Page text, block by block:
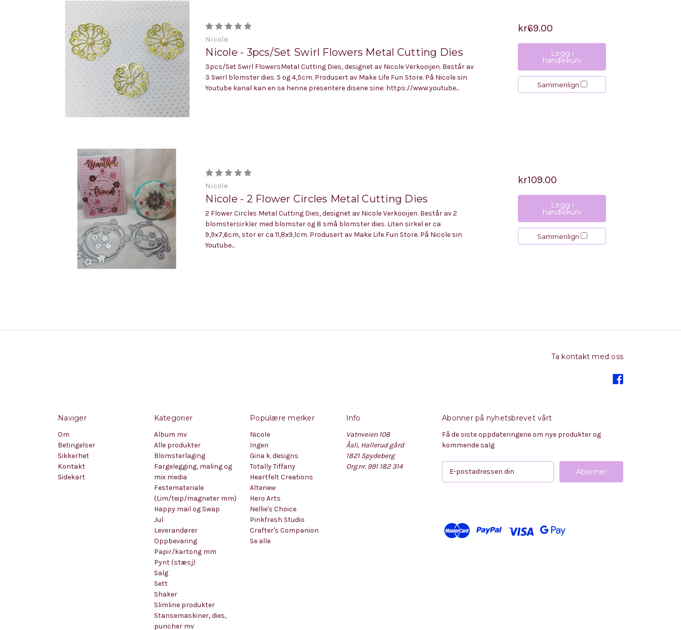
Nicole
Nicole - 3pcs/Set Swirl Flowers Metal Cutting Dies
3pcs/Set Swirl FlowersMetal Cutting Dies, designet av Nicole Verkooijen. Består av
3 Swirl blomster dies. 5 og 4,5cm. Produsert av Make Life Fun Store. På Nicole sin
Youtube kanal kan en se henne presentere disene sine: https://www.youtube...
kr69.00
Legg i
handlekurv
Sammenlign
Nicole
Nicole - 2 Flower Circles Metal Cutting Dies
2 Flower Circles Metal Cutting Dies, designet av Nicole Verkooijen. Består av 2
blomstersirkler med blomster og 8 små blomster dies. Liten sirkel er ca
9,9x7,6cm, stor er ca 11,8x9,1cm. Produsert av Make Life Fun Store. På Nicole sin
Youtube...
kr109.00
Legg i
handlekurv
Sammenlign
Ta kontakt med oss
Naviger
Om
Betingelser
Sikkerhet
Kontakt
Sidekart
Kategorier
Album mv
Alle produkter
Blomsterlaging
Fargelegging, maling og
mix media
Festemateriale
(Lim/teip/magneter mm)
Happy mail og Swap
Jul
Leverandører
Oppbevaring
Papir/kartong mm
Pynt (stæsj)
Salg
Sett
Shaker
Slimline produkter
Stansemaskiner, dies,
puncher mv
Populære merker
Nicole
Ingen
Gina k. designs
Totally Tiffany
Heartfelt Creations
Altenew
Hero Arts
Nellie's Choice
Pinkfresh Studio
Crafter's Companion
Se alle
Info
Vatnveien 108
Åsli, Hallerud gård
1821 Spydeberg
Org.nr. 991 182 314
Abonner på nyhetsbrevet vårt
Få de siste oppdateringene om nye produkter og
kommende salg
a